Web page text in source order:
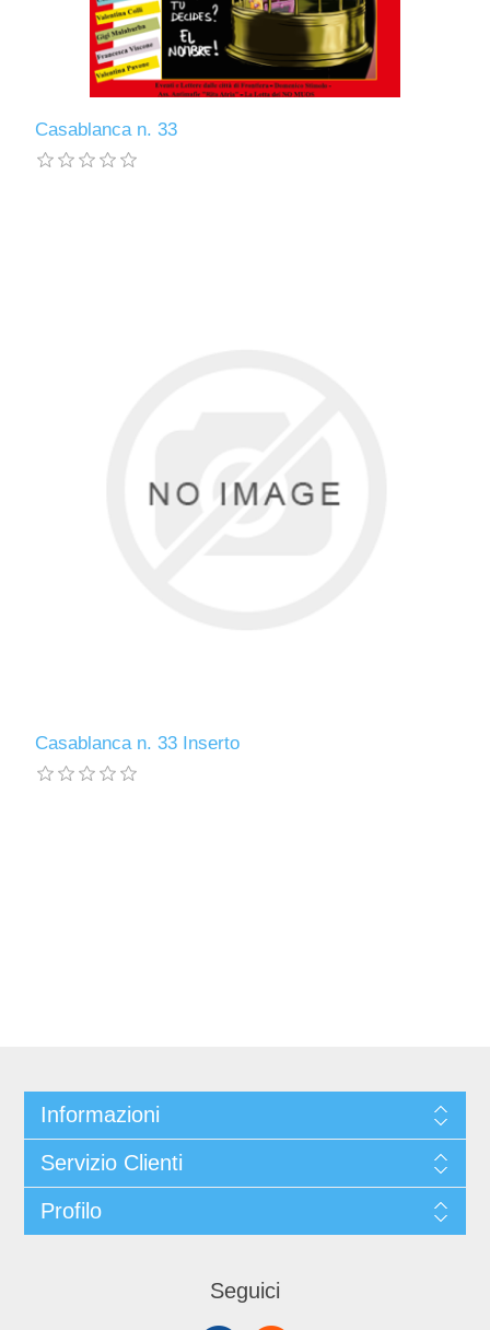
Casablanca n. 33
Casablanca n. 33 Inserto
Informazioni
Servizio Clienti
Profilo
Seguici